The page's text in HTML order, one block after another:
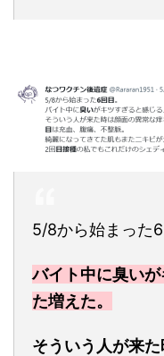
5/8から始まった6
バイト中に臭い
た増えた。
そういう人が来